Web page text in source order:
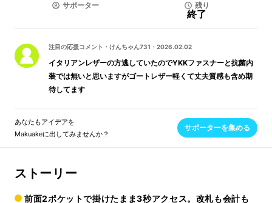
サポーター 残り
終了
注目の応援コメント ・ けんちゃん731 ・ 2026.02.02
イタリアンレザーの方逃していたのでYKKファスナーと抗菌内
装では無いと思いますがゴートレザー軽くて丈夫質感も含め期
待してます
あなたもアイデアを
Makuakeに出してみませんか？
サポーターを集める
ストーリー
前面2ポケットで掛けたまま3秒アクセス。改札も会計も